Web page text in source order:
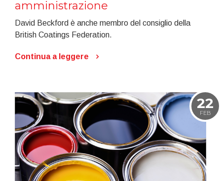
amministrazione
David Beckford è anche membro del consiglio della
British Coatings Federation.
Continua a leggere
22
FEB